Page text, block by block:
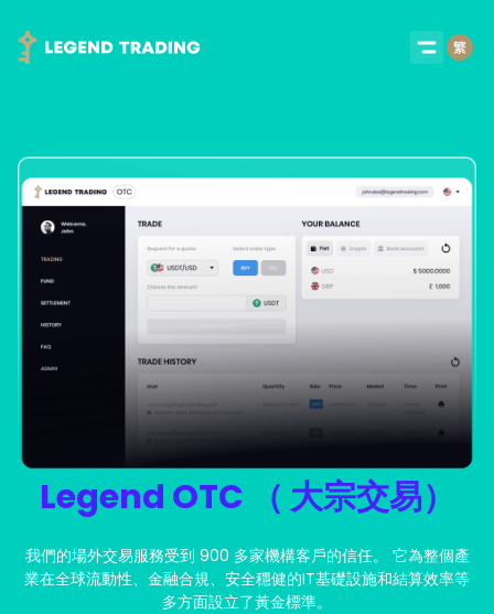
Legend OTC （ 大宗交易）
我們的場外交易服務受到 900 多家機構客戶的信任。 它為整個產
業在全球流動性、金融合規、安全穩健的IT基礎設施和結算效率等
多方面設立了黃金標準。
Got it